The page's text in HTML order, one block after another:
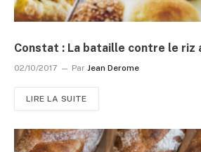
Constat : La bataille contre le riz
02/10/2017 Par Jean Derome
LIRE LA SUITE